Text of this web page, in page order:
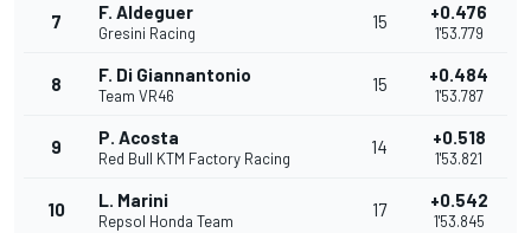
7 F. Aldeguer
Gresini Racing
15 +0.476
1'53.779
8 F. Di Giannantonio
Team VR46
15 +0.484
1'53.787
9 P. Acosta
Red Bull KTM Factory Racing
14 +0.518
1'53.821
10 L. Marini
Repsol Honda Team
17 +0.542
1'53.845